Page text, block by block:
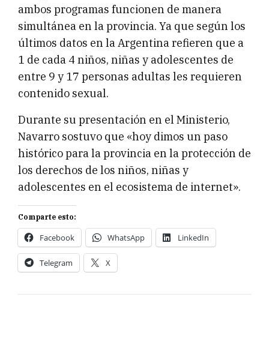
ambos programas funcionen de manera
simultánea en la provincia. Ya que según los
últimos datos en la Argentina refieren que a
1 de cada 4 niños, niñas y adolescentes de
entre 9 y 17 personas adultas les requieren
contenido sexual.
Durante su presentación en el Ministerio,
Navarro sostuvo que «hoy dimos un paso
histórico para la provincia en la protección de
los derechos de los niños, niñas y
adolescentes en el ecosistema de internet».
Comparte esto:
Facebook WhatsApp LinkedIn
Telegram X